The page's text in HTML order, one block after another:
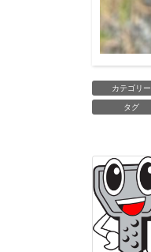
カテゴリー
タグ